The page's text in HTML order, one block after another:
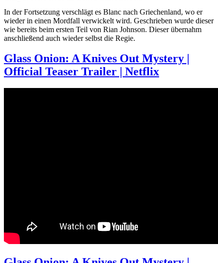
In der Fortsetzung verschlägt es Blanc nach Griechenland, wo er
wieder in einen Mordfall verwickelt wird. Geschrieben wurde dieser
wie bereits beim ersten Teil von Rian Johnson. Dieser übernahm
anschließend auch wieder selbst die Regie.
Glass Onion: A Knives Out Mystery |
Official Teaser Trailer | Netflix